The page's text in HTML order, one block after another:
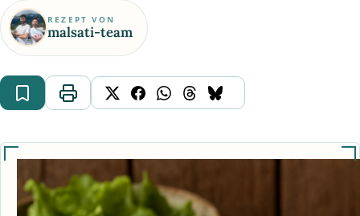
REZEPT VON
malsati-team